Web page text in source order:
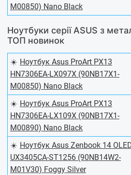
M00850) Nano Black
Ноутбуки серії ASUS з
ТОП новинок
☀️ Ноутбук Asus ProArt PX13
HN7306EA-LX097X (90NB17X1-
M00850) Nano Black
☀️ Ноутбук Asus ProArt PX13
HN7306EA-LX109X (90NB17X1-
M00890) Nano Black
☀️ Ноутбук Asus Zenbook 14
UX3405CA-ST1256 (90NB14W2-
M01V30) Foggy Silver